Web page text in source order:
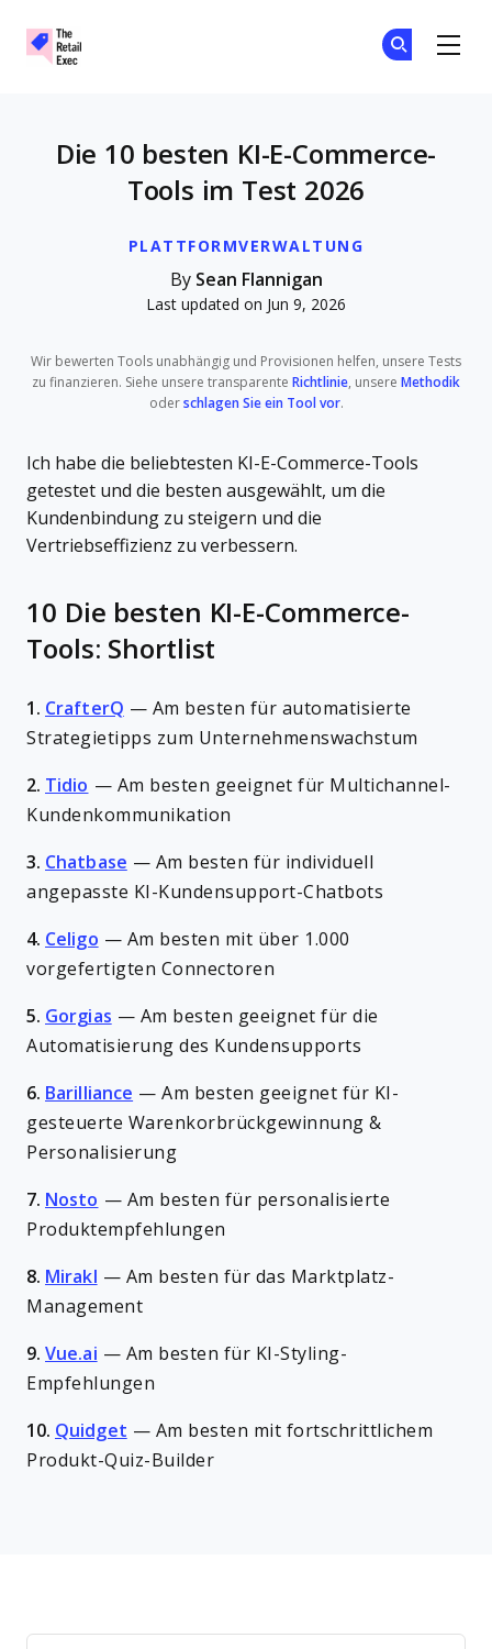
PLATTFORMVERWALTUNG
Die 10 besten KI-E-Commerce-
Tools im Test 2026
By Sean Flannigan
Last updated on Jun 9, 2026
Wir bewerten Tools unabhängig und Provisionen helfen, unsere Tests
zu finanzieren. Siehe unsere transparente Richtlinie, unsere Methodik
oder schlagen Sie ein Tool vor.
Ich habe die beliebtesten KI-E-Commerce-Tools
getestet und die besten ausgewählt, um die
Kundenbindung zu steigern und die
Vertriebseffizienz zu verbessern.
10 Die besten KI-E-Commerce-
Tools: Shortlist
1. CrafterQ — Am besten für automatisierte
Strategietipps zum Unternehmenswachstum
2. Tidio — Am besten geeignet für Multichannel-
Kundenkommunikation
3. Chatbase — Am besten für individuell
angepasste KI-Kundensupport-Chatbots
4. Celigo — Am besten mit über 1.000
vorgefertigten Connectoren
5. Gorgias — Am besten geeignet für die
Automatisierung des Kundensupports
6. Barilliance —Am besten geeignet für KI-
gesteuerte Warenkorbrückgewinnung &
Personalisierung
7. Nosto — Am besten für personalisierte
Produktempfehlungen
8. Mirakl — Am besten für das Marktplatz-
Management
9. Vue.ai — Am besten für KI-Styling-
Empfehlungen
10. Quidget — Am besten mit fortschrittlichem
Produkt-Quiz-Builder